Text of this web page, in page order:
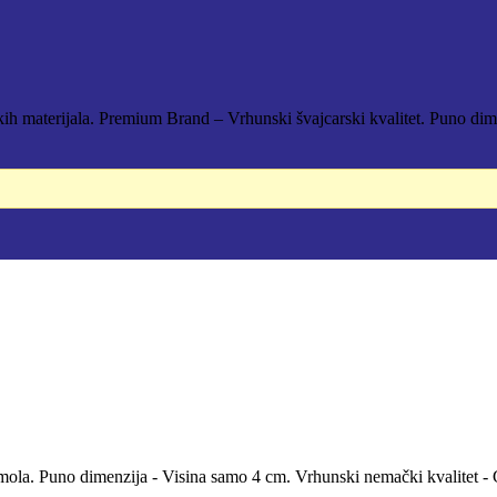
materijala. Premium Brand – Vrhunski švajcarski kvalitet. Puno
Puno dimenzija - Visina samo 4 cm. Vrhunski nemački kvalitet